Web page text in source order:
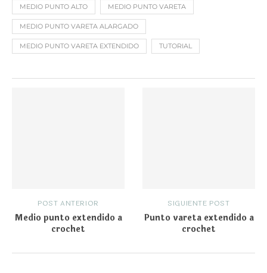
MEDIO PUNTO ALTO MEDIO PUNTO VARETA
MEDIO PUNTO VARETA ALARGADO
MEDIO PUNTO VARETA EXTENDIDO TUTORIAL
POST ANTERIOR
Medio punto extendido a
crochet
SIGUIENTE POST
Punto vareta extendido a
crochet